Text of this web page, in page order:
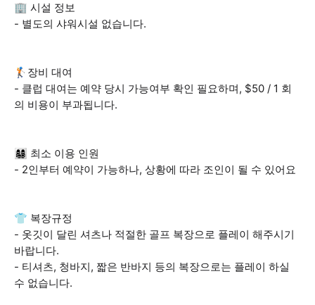
🏢 시설 정보
- 별도의 샤워시설 없습니다.
🏌️장비 대여
- 클럽 대여는 예약 당시 가능여부 확인 필요하며, $50 / 1 회
의 비용이 부과됩니다.
👩‍👩‍👧‍👦 최소 이용 인원
- 2인부터 예약이 가능하나, 상황에 따라 조인이 될 수 있어요
👕 복장규정
- 옷깃이 달린 셔츠나 적절한 골프 복장으로 플레이 해주시기
바랍니다.
- 티셔츠, 청바지, 짧은 반바지 등의 복장으로는 플레이 하실
수 없습니다.